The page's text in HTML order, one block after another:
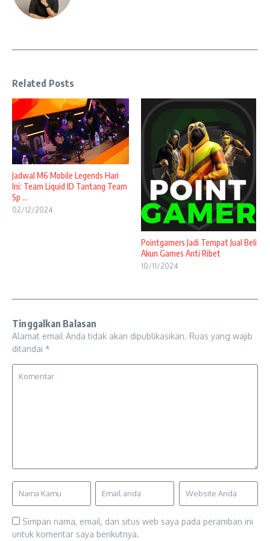
Related Posts
Jadwal M6 Mobile Legends Hari
Ini: Team Liquid ID Tantang Team
Sp ...
02/12/2024
Pointgamers Jadi Tempat Jual Beli
Akun Games Anti Ribet
10/11/2024
Tinggalkan Balasan
Alamat email Anda tidak akan dipublikasikan. Ruas yang wajib
ditandai *
Simpan nama, email, dan situs web saya pada peramban ini
untuk komentar saya berikutnya.